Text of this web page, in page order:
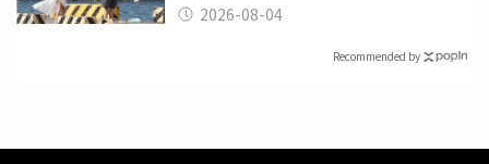
2026-08-04
Recommended by